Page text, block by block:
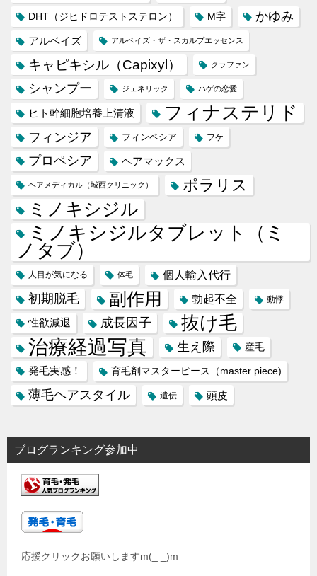
DHT（ジヒドロテストステロン） M字 かゆみ
アルベイズ アルベイズ・ザ・スカルプエッセンス
キャピキシル（Capixyl） クラファン
シャンプー ジェネリック ハゲの恋愛
ヒト幹細胞培養上清液 フィナステリド
フィンジア フィンペシア フケ
プロペシア ヘアマックス
ヘアメディカル（城西クリニック） ポラリス
ミノキシジル
ミノキシジルタブレット（ミ
ノタブ）
人目が気になる 体毛 個人輸入代行
初期脱毛 副作用 勃起不全 動悸
性欲減退 成長因子 抜け毛
治療経過写真 生え際 産毛
発毛実感！ 育毛剤マスターピース（master piece)
薄毛ヘアスタイル 遺伝 頭皮
ブログランキング参加中
応援クリックお願いしますm(_ _)m